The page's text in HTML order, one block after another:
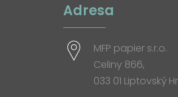
Adresa
MFP papier s.r.o.
Celiny 866,
033 01 Liptovský